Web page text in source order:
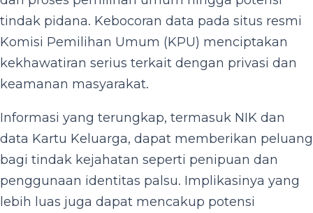
tindak pidana. Kebocoran data pada situs resmi
Komisi Pemilihan Umum (KPU) menciptakan
kekhawatiran serius terkait dengan privasi dan
keamanan masyarakat.
Informasi yang terungkap, termasuk NIK dan
data Kartu Keluarga, dapat memberikan peluang
bagi tindak kejahatan seperti penipuan dan
penggunaan identitas palsu. Implikasinya yang
lebih luas juga dapat mencakup potensi